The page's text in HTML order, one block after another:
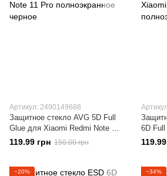
Артикул: 2490149688
Защитное стекло AVG 5D Full
Glue для Xiaomi Redmi Note 11
Pro полноэкранное черное
119.99 грн 150.00 грн
6D
Note
−20% −34%